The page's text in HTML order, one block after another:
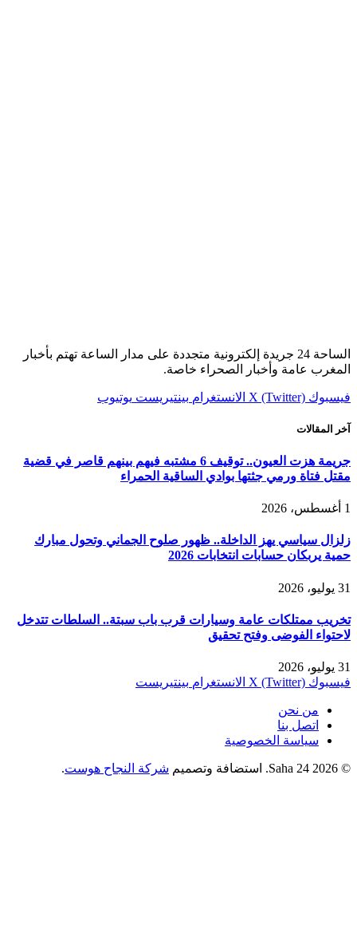
الساحة 24 جريدة إلكترونية متجددة على مدار الساعة تهتم بأخبار
المغرب عامة وأخبار الصحراء خاصة.
فيسبوك X (Twitter) الانستغرام بينتيريست يوتيوب
آخر المقالات
جريمة هزت العيون.. توقيف 6 مشتبه فيهم بينهم قاصر في قضية
مقتل فتاة ورمي جثتها بوادي الساقية الحمراء
1 أغسطس، 2026
زلزال سياسي يهز الداخلة.. ظهور صلوح الجماني وتحول مبارك
حمية يربكان حسابات انتخابات 2026
31 يوليو، 2026
تخريب ممتلكات عامة وسيارات قرب باب سبتة.. السلطات تتدخل
لاحتواء الفوضى وفتح تحقيق
31 يوليو، 2026
فيسبوك X (Twitter) الانستغرام بينتيريست
من نحن
اتصل بنا
سياسة الخصوصية
© 2026 Saha 24. استضافة وتصميم شركة النجاح هوست.